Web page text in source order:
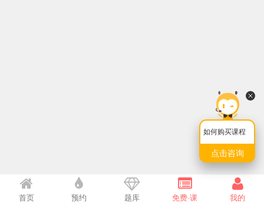
如何购买课程
点击咨询
首页 预约 题库 免费·课 我的